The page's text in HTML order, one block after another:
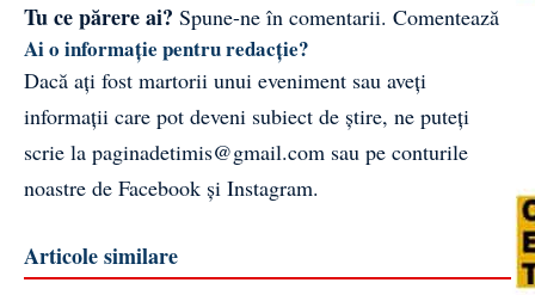
Tu ce părere ai? Spune-ne în comentarii. Comentează
Ai o informație pentru redacție?
Dacă ați fost martorii unui eveniment sau aveți
informații care pot deveni subiect de știre, ne puteți
scrie la paginadetimis@gmail.com sau pe conturile
noastre de Facebook și Instagram.
Articole similare